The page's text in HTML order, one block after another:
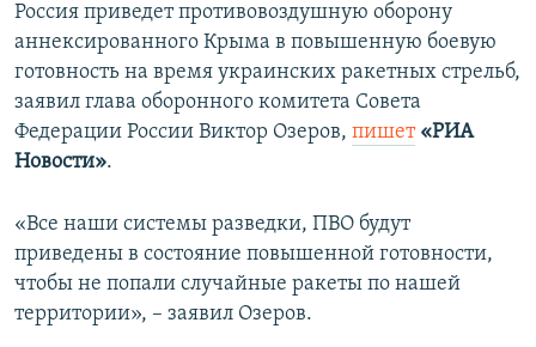
Россия приведет противовоздушную оборону
аннексированного Крыма в повышенную боевую
готовность на время украинских ракетных стрельб,
заявил глава оборонного комитета Совета
Федерации России Виктор Озеров, пишет «РИА
Новости».
«Все наши системы разведки, ПВО будут
приведены в состояние повышенной готовности,
чтобы не попали случайные ракеты по нашей
территории», – заявил Озеров.